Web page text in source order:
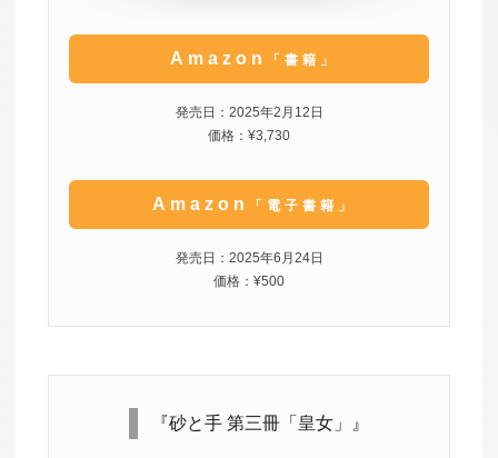
Amazon 「書籍」
発売日：2025年2月12日
価格：¥3,730
Amazon 「電子書籍」
発売日：2025年6月24日
価格：¥500
『砂と手 第三冊「皇女」』